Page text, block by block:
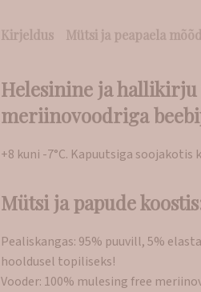
Kirjeldus Mütsi ja peapaela
Helesinine ja
meriinovoodriga
+8 kuni -7°C. Kapuutsiga soojakotis
Mütsi ja papude
Pealiskangas: 95% puuvill, 5%
hooldusel topiliseks!
Vooder: 100% mulesing free